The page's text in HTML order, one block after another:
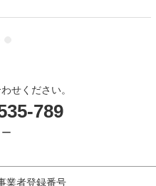
せください。
789
業者登録番号